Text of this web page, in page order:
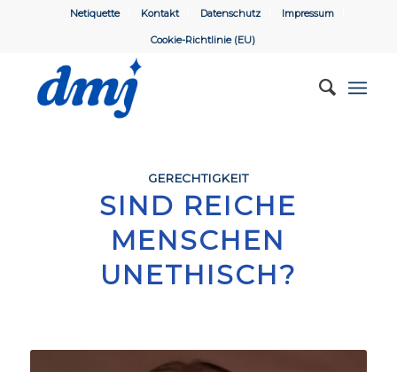
Netiquette Kontakt Datenschutz Impressum
Cookie-Richtlinie (EU)
GERECHTIGKEIT
SIND REICHE
MENSCHEN
UNETHISCH?